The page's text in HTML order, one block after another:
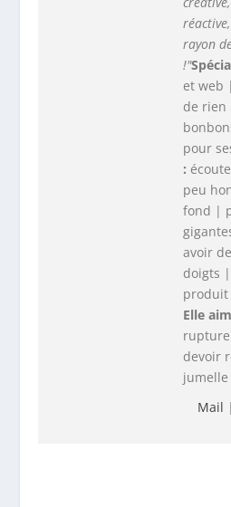
rayon
!"
et web
de rien
pour
:
peu
fond |
avoir
doigts
produit
Elle
devoir
jumelle
Mail |